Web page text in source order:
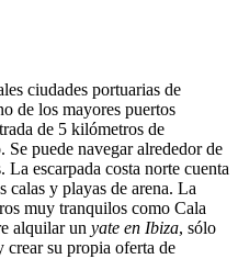
ciudades portuarias de
de los mayores puertos
de 5 kilómetros de
puede navegar alrededor de
escarpada costa norte cuenta
calas y playas de arena. La
muy tranquilos como Cala
alquilar un yate en Ibiza, sólo
crear su propia oferta de